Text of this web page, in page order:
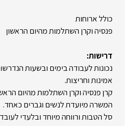
כולל ארוחות
פנסיה וקרן השתלמות מהיום הראשון
דרישות:
נכונות לעבודה בימים ובשעות
אמינות וחריצות.
קרן פנסיה וקרן השתלמות מהיום
המשרה מיועדת לנשים וגברים כאחד.
סל הטבות ורווחה מיוחד ובלעדי